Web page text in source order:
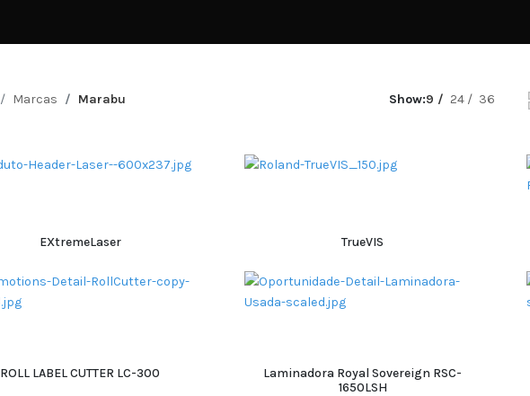
Marcas Marabu Show:9 24 36
ADICIONAR
EXtremeLaser
ADICIONAR
TrueVIS
ROLL LABEL CUTTER LC-300
Laminadora Royal Sovereign RSC-
1650LSH